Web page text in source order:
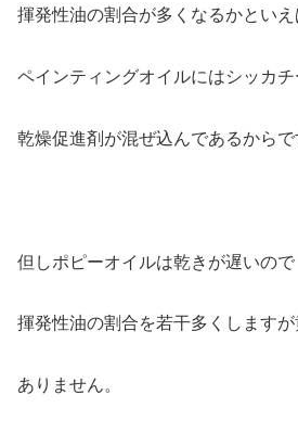
揮発性油の割合が多くなるかといえ
ペインティングオイルにはシッカチ
乾燥促進剤が混ぜ込んであるからで
但しポピーオイルは乾きが遅いので
揮発性油の割合を若干多くします
ありません。